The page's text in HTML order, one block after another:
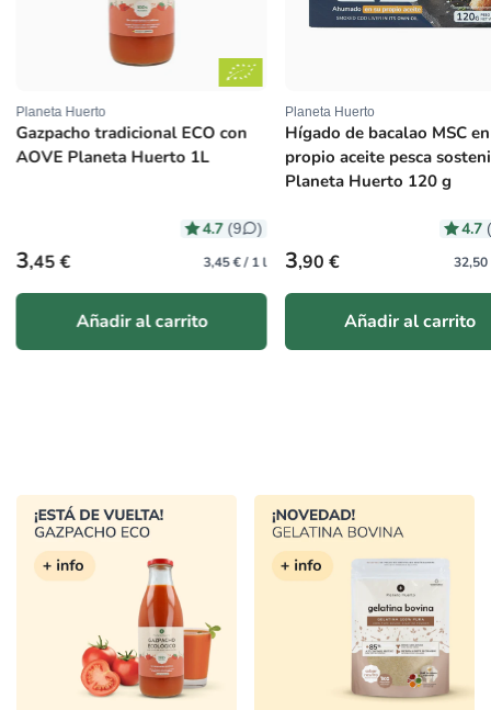
Proveedor:
Planeta Huerto
Hígado de bacalao MSC en su
propio aceite pesca sostenible
4.7 (27 )
Precio habitual
3,90 € 32,50 € / 1 kg
Añadir al carrito
4.6
Precio habitual
2,50 €
Añadir al carrito